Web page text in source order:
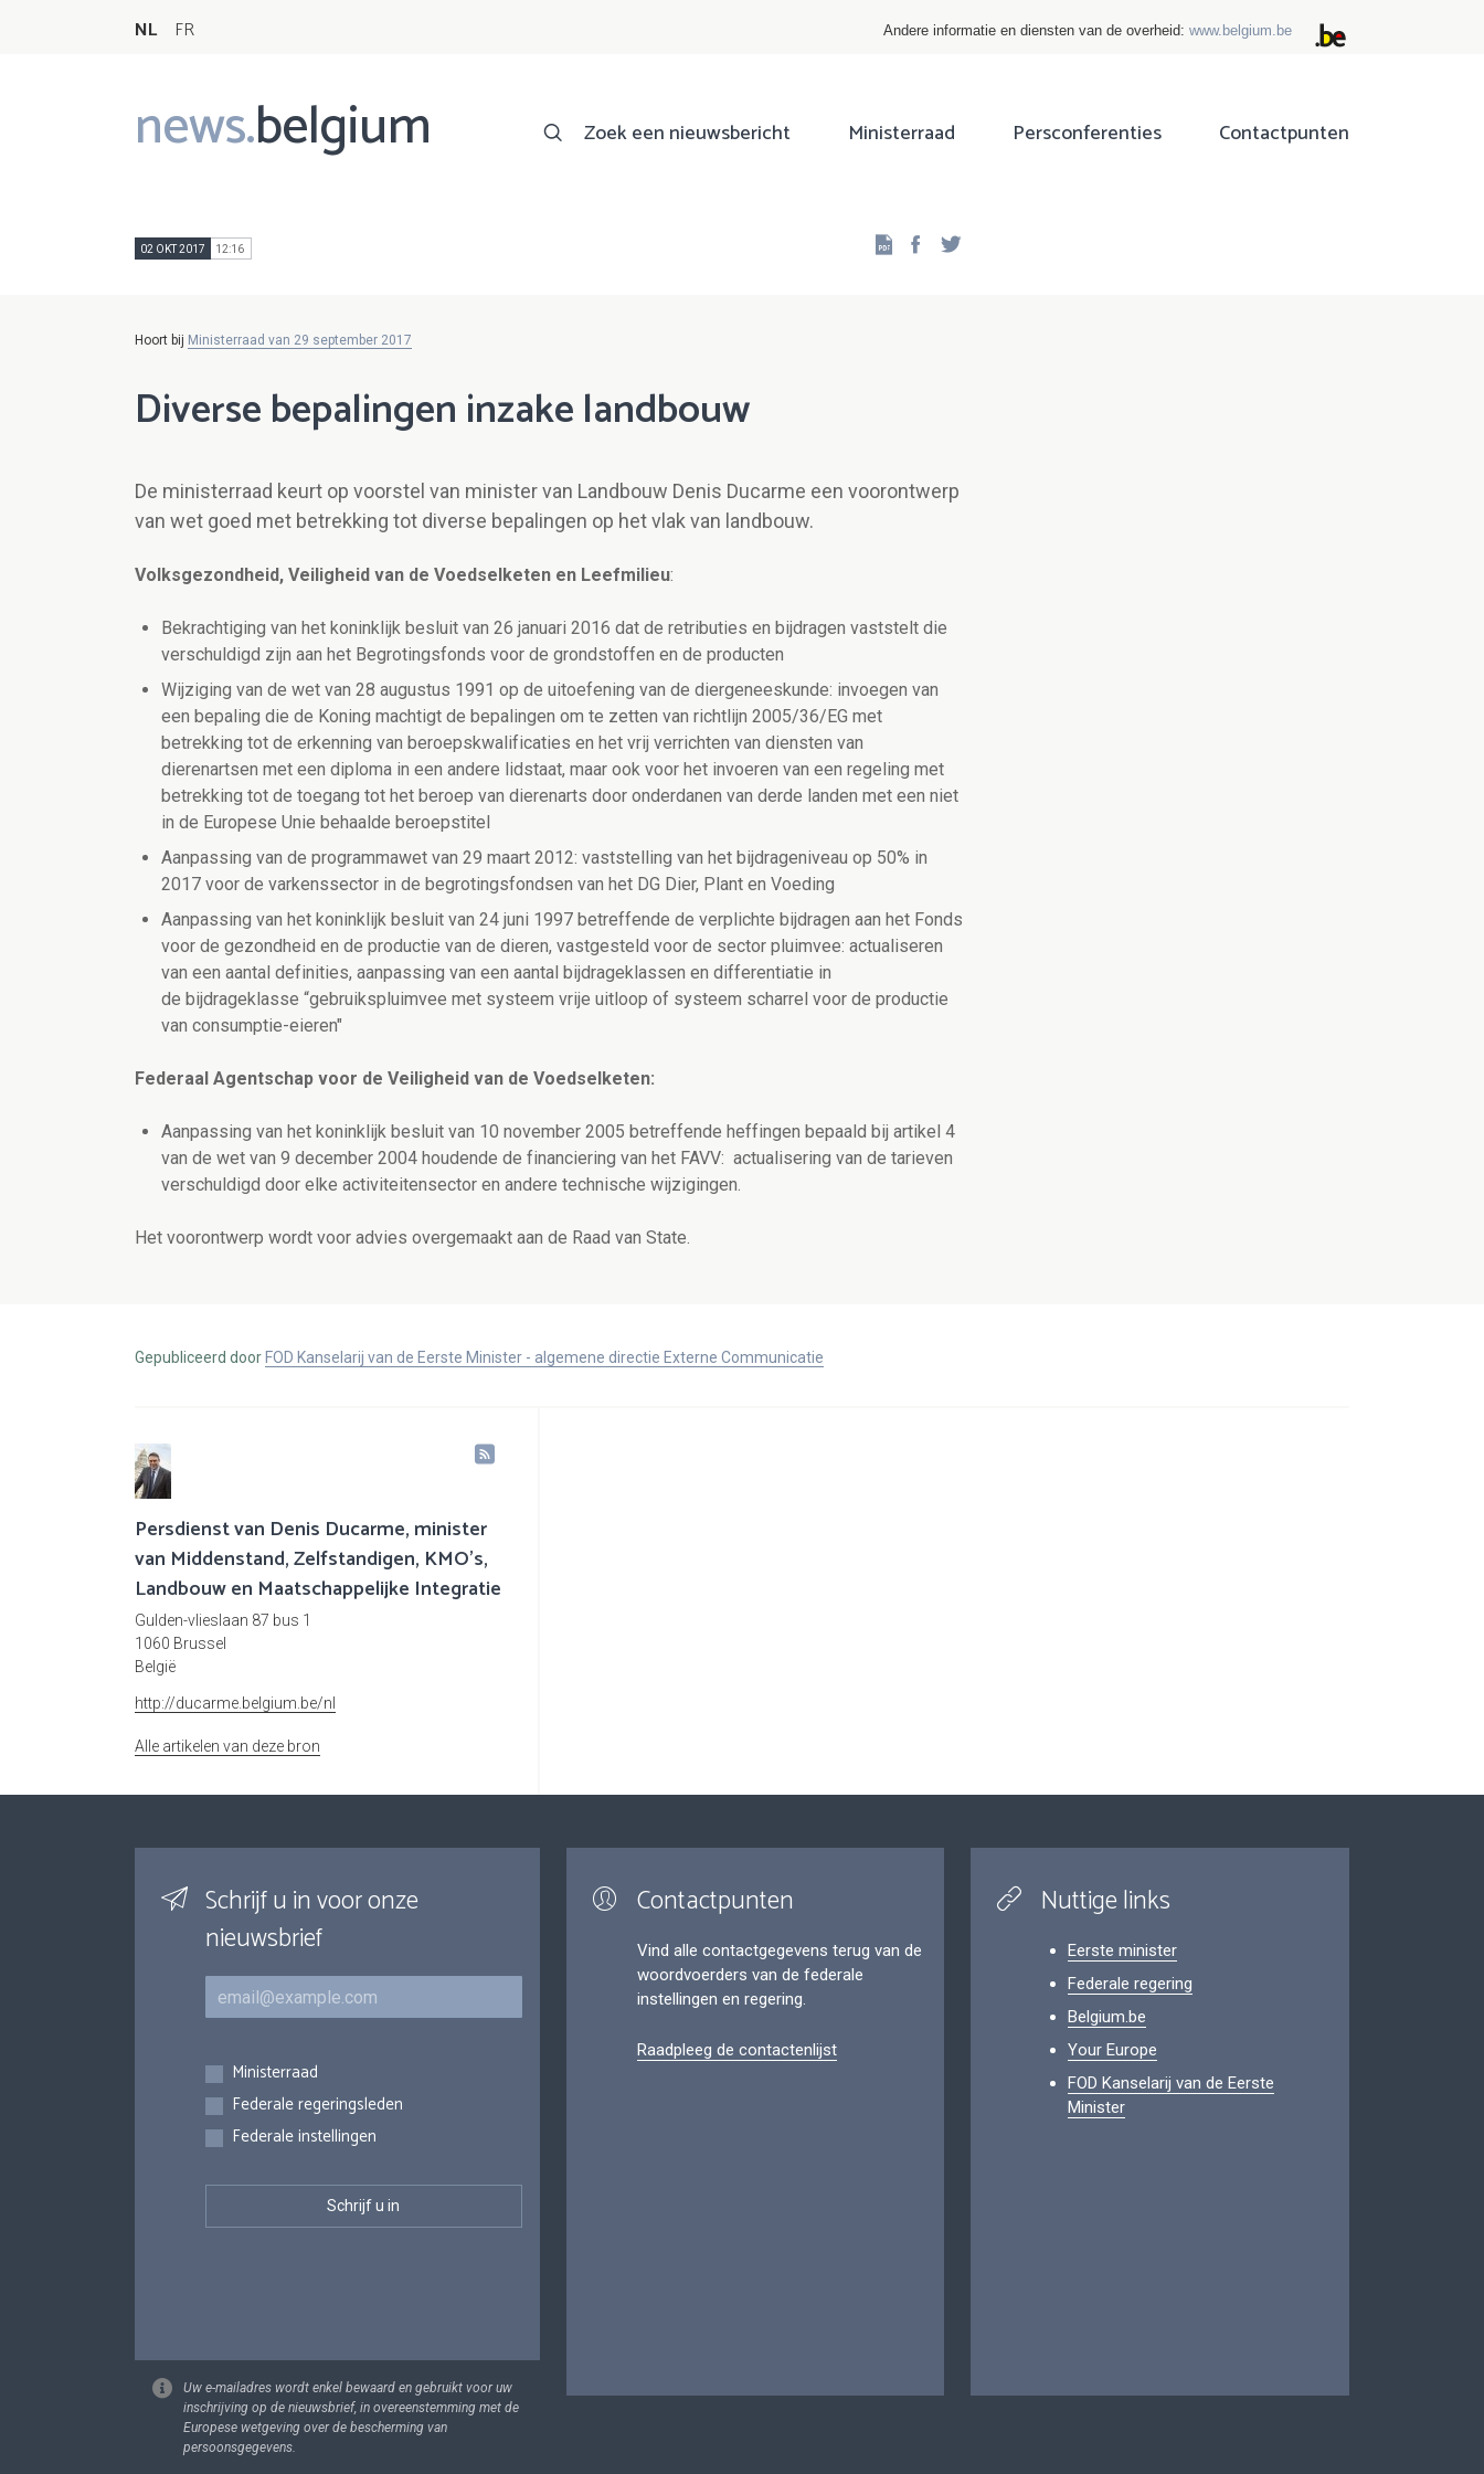
NL FR Andere informatie en diensten van de overheid: www.belgium.be
news.belgium
Main
navigation
Zoek een nieuwsbericht Ministerraad Persconferenties Contactpunten
02 OKT 2017 12:16 Facebook
Hoort bij Ministerraad van 29 september 2017
Diverse bepalingen inzake landbouw
De ministerraad keurt op voorstel van minister van Landbouw Denis Ducarme een voorontwerp
van wet goed met betrekking tot diverse bepalingen op het vlak van landbouw.
Volksgezondheid, Veiligheid van de Voedselketen en Leefmilieu:
Bekrachtiging van het koninklijk besluit van 26 januari 2016 dat de retributies en bijdragen vaststelt die
verschuldigd zijn aan het Begrotingsfonds voor de grondstoffen en de producten
Wijziging van de wet van 28 augustus 1991 op de uitoefening van de diergeneeskunde: invoegen van
een bepaling die de Koning machtigt de bepalingen om te zetten van richtlijn 2005/36/EG met
betrekking tot de erkenning van beroepskwalificaties en het vrij verrichten van diensten van
dierenartsen met een diploma in een andere lidstaat, maar ook voor het invoeren van een regeling met
betrekking tot de toegang tot het beroep van dierenarts door onderdanen van derde landen met een niet
in de Europese Unie behaalde beroepstitel
Aanpassing van de programmawet van 29 maart 2012: vaststelling van het bijdrageniveau op 50% in
2017 voor de varkenssector in de begrotingsfondsen van het DG Dier, Plant en Voeding
Aanpassing van het koninklijk besluit van 24 juni 1997 betreffende de verplichte bijdragen aan het Fonds
voor de gezondheid en de productie van de dieren, vastgesteld voor de sector pluimvee: actualiseren
van een aantal definities, aanpassing van een aantal bijdrageklassen en differentiatie in
de bijdrageklasse “gebruikspluimvee met systeem vrije uitloop of systeem scharrel voor de productie
van consumptie-eieren"
Federaal Agentschap voor de Veiligheid van de Voedselketen:
Aanpassing van het koninklijk besluit van 10 november 2005 betreffende heffingen bepaald bij artikel 4
van de wet van 9 december 2004 houdende de financiering van het FAVV: actualisering van de tarieven
verschuldigd door elke activiteitensector en andere technische wijzigingen.
Het voorontwerp wordt voor advies overgemaakt aan de Raad van State.
Gepubliceerd door FOD Kanselarij van de Eerste Minister - algemene directie Externe Communicatie
Persdienst van Denis Ducarme, minister
van Middenstand, Zelfstandigen, KMO's,
Landbouw en Maatschappelijke Integratie
Gulden-vlieslaan 87 bus 1
1060 Brussel
België
http://ducarme.belgium.be/nl
Alle artikelen van deze bron
Schrijf u in voor onze
nieuwsbrief
E-mail
Inschrijvingen
Ministerraad
Federale regeringsleden
Federale instellingen
Uw e-mailadres wordt enkel bewaard en gebruikt voor uw
inschrijving op de nieuwsbrief, in overeenstemming met de
Europese wetgeving over de bescherming van
persoonsgegevens.
Contactpunten
Vind alle contactgegevens terug van de
woordvoerders van de federale
instellingen en regering.
Raadpleeg de contactenlijst
Nuttige links
Eerste minister
Federale regering
Belgium.be
Your Europe
FOD Kanselarij van de Eerste
Minister